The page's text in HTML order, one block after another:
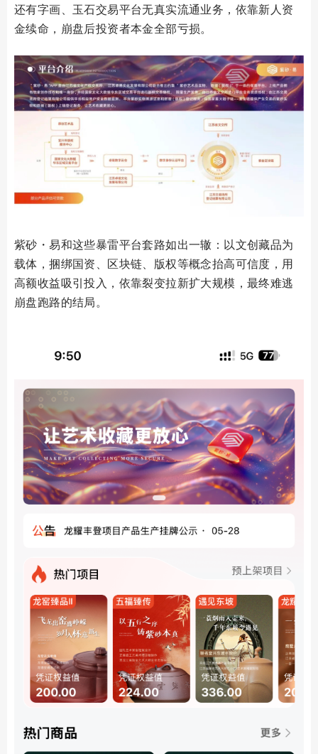
还有字画、玉石交易平台无真实流通业务，依靠新人资
金续命，崩盘后投资者本金全部亏损。
紫砂・易和这些暴雷平台套路如出一辙：以文创藏品为
载体，捆绑国资、区块链、版权等概念抬高可信度，用
高额收益吸引投入，依靠裂变拉新扩大规模，最终难逃
崩盘跑路的结局。